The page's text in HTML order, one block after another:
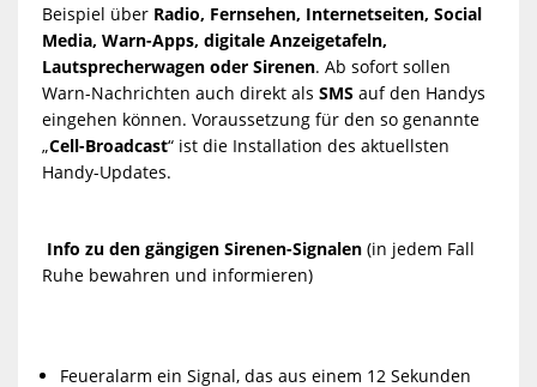
Beispiel über Radio, Fernsehen, Internetseiten, Social
Media, Warn-Apps, digitale Anzeigetafeln,
Lautsprecherwagen oder Sirenen. Ab sofort sollen
Warn-Nachrichten auch direkt als SMS auf den Handys
eingehen können. Voraussetzung für den so genannte
„Cell-Broadcast“ ist die Installation des aktuellsten
Handy-Updates.
Info zu den gängigen Sirenen-Signalen(in jedem Fall
Ruhe bewahren und informieren)
Feueralarm ein Signal, das aus einem 12 Sekunden